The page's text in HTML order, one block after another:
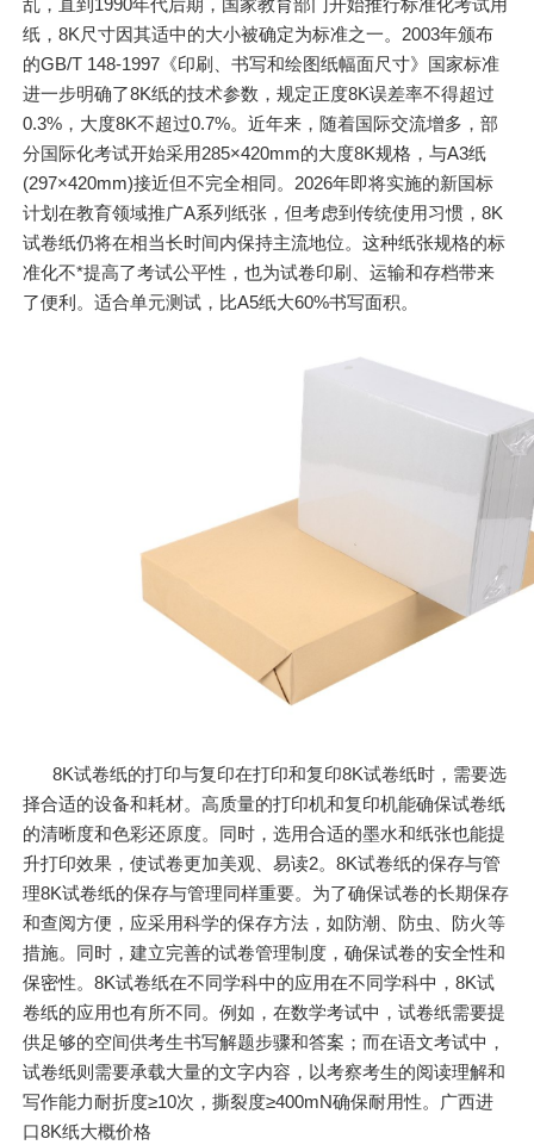
纸，8K尺寸因其适中的大小被确定为标准之一。2003年颁布
的GB/T 148-1997《印刷、书写和绘图纸幅面尺寸》国家标准
进一步明确了8K纸的技术参数，规定正度8K误差率不得超过
0.3%，大度8K不超过0.7%。近年来，随着国际交流增多，部
分国际化考试开始采用285×420mm的大度8K规格，与A3纸
(297×420mm)接近但不完全相同。2026年即将实施的新国标
计划在教育领域推广A系列纸张，但考虑到传统使用习惯，8K
试卷纸仍将在相当长时间内保持主流地位。这种纸张规格的标
准化不*提高了考试公平性，也为试卷印刷、运输和存档带来
了便利。适合单元测试，比A5纸大60%书写面积。
8K试卷纸的打印与复印在打印和复印8K试卷纸时，需要选
择合适的设备和耗材。高质量的打印机和复印机能确保试卷纸
的清晰度和色彩还原度。同时，选用合适的墨水和纸张也能提
升打印效果，使试卷更加美观、易读2。8K试卷纸的保存与管
理8K试卷纸的保存与管理同样重要。为了确保试卷的长期保存
和查阅方便，应采用科学的保存方法，如防潮、防虫、防火等
措施。同时，建立完善的试卷管理制度，确保试卷的安全性和
保密性。8K试卷纸在不同学科中的应用在不同学科中，8K试
卷纸的应用也有所不同。例如，在数学考试中，试卷纸需要提
供足够的空间供考生书写解题步骤和答案；而在语文考试中，
试卷纸则需要承载大量的文字内容，以考察考生的阅读理解和
写作能力耐折度≥10次，撕裂度≥400mN确保耐用性。广西进
口8K纸大概价格